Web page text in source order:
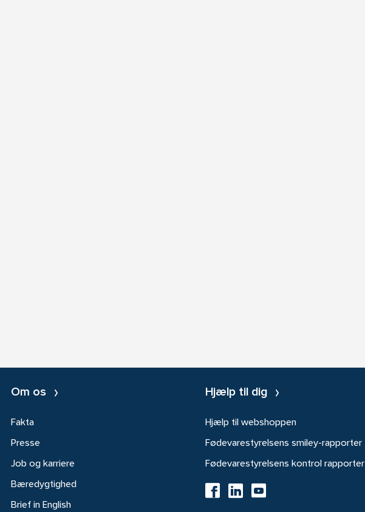
Om os
Fakta
Presse
Job og karriere
Bæredygtighed
Brief in English
Hjælp til dig
Hjælp til webshoppen
Fødevarestyrelsens smiley-rapporter
Fødevarestyrelsens kontrol rapporter